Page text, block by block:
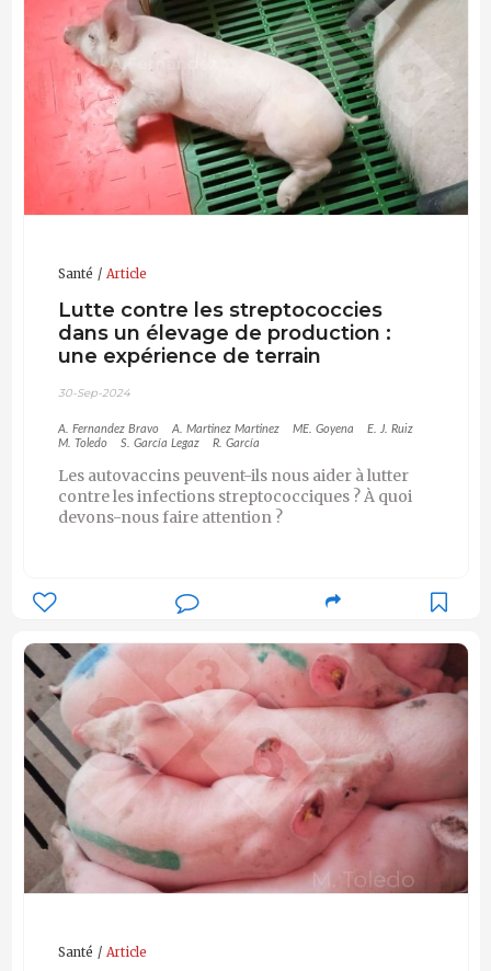
Santé Article
Lutte contre les streptococcies
dans un élevage de production :
une expérience de terrain
30-Sep-2024
A. Fernandez Bravo A. Martinez Martinez ME. Goyena
E. J. Ruiz
M. Toledo
S. García Legaz R. García
Les autovaccins peuvent-ils nous aider à lutter
contre les infections streptococciques ? À quoi
devons-nous faire attention ?
Santé Article